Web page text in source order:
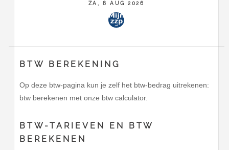
ZA, 8 AUG 2026
BTW BEREKENING
Op deze btw-pagina kun je zelf het btw-bedrag uitrekenen:
btw berekenen met onze btw calculator.
BTW-TARIEVEN EN BTW
BEREKENEN